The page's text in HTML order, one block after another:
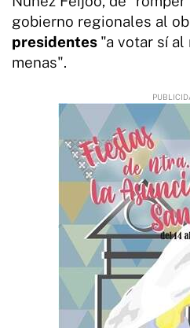
gobierno regionales al
presidentes "a votar sí
menas".